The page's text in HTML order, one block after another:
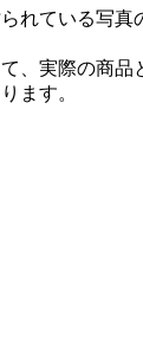
れている写真
、実際の商品
ます。